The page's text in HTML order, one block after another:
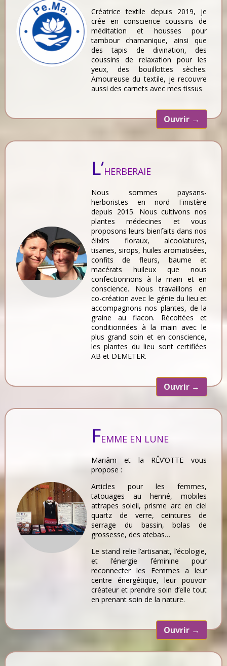
Créatrice textile depuis 2019, je
crée en conscience coussins de
méditation et housses pour
tambour chamanique, ainsi que
des tapis de divination, des
coussins de relaxation pour les
yeux, des bouillottes sèches.
Amoureuse du textile, je recouvre
aussi des carnets avec mes tissus
Ouvrir →
L’HERBERAIE
Nous sommes paysans-
herboristes en nord Finistère
depuis 2015. Nous cultivons nos
plantes médecines et vous
proposons leurs bienfaits dans nos
élixirs floraux, alcoolatures,
tisanes, sirops, huiles aromatisées,
confits de fleurs, baume et
macérats huileux que nous
confectionnons à la main et en
conscience. Nous travaillons en
co-création avec le génie du lieu et
accompagnons nos plantes, de la
graine au flacon. Récoltées et
conditionnées à la main avec le
plus grand soin et en conscience,
les plantes du lieu sont certifiées
AB et DEMETER.
Ouvrir →
FEMME EN LUNE
Mariâm et la RÊV’OTTE vous
propose :
Articles pour les femmes,
tatouages au henné, mobiles
attrapes soleil, prisme arc en ciel
quartz de verre, ceintures de
serrage du bassin, bolas de
grossesse, des atebas…
Le stand relie l’artisanat, l’écologie,
et l’énergie féminine pour
reconnecter les Femmes a leur
centre énergétique, leur pouvoir
créateur et prendre soin d’elle tout
en prenant soin de la nature.
Ouvrir →